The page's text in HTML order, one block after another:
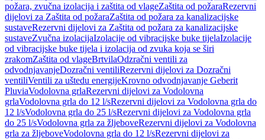
požara, zvučna izolacija i zaštita od vlageZaštita od požaraRezervni
dijelovi za Zaštita od požaraZaštita od požara za kanalizacijske
sustaveRezervni dijelovi za Zaštita od požara za kanalizacijske
sustaveZvučna izolacijaIzolacije od vibracijske buke tijelaIzolacije
od vibracijske buke tijela i izolacija od zvuka koja se širi
zrakomZaštita od vlageBrtvilaOdzračni ventili za
odvodnjavanjeDozračni ventiliRezervni dijelovi za Dozračni
ventiliVentili za uštedu energijeKrovno odvodnjavanje Geberit
PluviaVodolovna grlaRezervni dijelovi za Vodolovna
grlaVodolovna grla do 12 l/sRezervni dijelovi za Vodolovna grla do
12 l/sVodolovna grla do 25 l/sRezervni dijelovi za Vodolovna grla
do 25 l/sVodolovna grla za žljeboveRezervni dijelovi za Vodolovna
grla za žljeboveVodolovna grla do 12 l/sRezervni dijelovi za